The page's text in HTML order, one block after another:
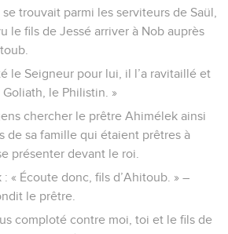
trouvait parmi les serviteurs de Saül,
le fils de Jessé arriver à Nob auprès
le Seigneur pour lui, il l’a ravitaillé et
le Philistin. »
chercher le prêtre Ahimélek ainsi
de sa famille qui étaient prêtres à
présenter devant le roi.
« Écoute donc, fils d’Ahitoub. » –
le prêtre.
comploté contre moi, toi et le fils de